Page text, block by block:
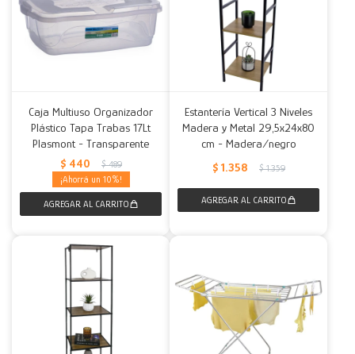
Caja Multiuso Organizador
Plástico Tapa Trabas 17Lt
Plasmont - Transparente
$ 440 $ 489
10
Estantería Vertical 3 Niveles
Madera y Metal 29,5x24x80
cm - Madera/negro
$ 1.358 $ 1.359